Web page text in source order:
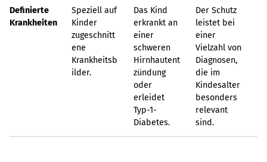
Definierte
Krankheiten
Speziell auf
Kinder
zugeschnitt
ene
Krankheitsb
ilder.
Das Kind
erkrankt an
einer
schweren
Hirnhautent
zündung
oder
erleidet
Typ-1-
Diabetes.
Der Schutz
leistet bei
einer
Vielzahl von
Diagnosen,
die im
Kindesalter
besonders
relevant
sind.